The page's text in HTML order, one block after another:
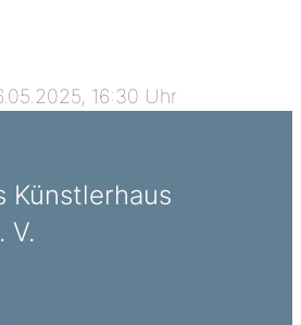
16:30 Uhr
Künstlerhaus
V.